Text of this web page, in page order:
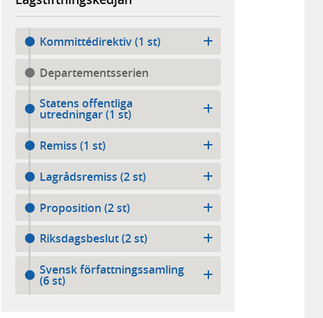
Kommittédirektiv (1 st)
Departementsserien
Statens offentliga
utredningar (1 st)
Remiss (1 st)
Lagrådsremiss (2 st)
Proposition (2 st)
Riksdagsbeslut (2 st)
Svensk författningssamling
(6 st)